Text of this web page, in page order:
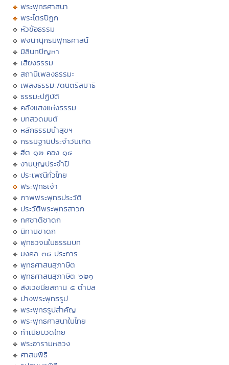
พระพุทธศาสนา
พระไตรปิฏก
หัวข้อธรรม
พจนานุกรมพุทธศาสน์
มิลินทปัญหา
เสียงธรรม
สถานีเพลงธรรมะ
เพลงธรรมะ/ดนตรีสมาธิ
ธรรมะปฏิบัติ
คลังแสงแห่งธรรม
บทสวดมนต์
หลักธรรมนำสุขฯ
กรรมฐานประจำวันเกิด
ฮีต ๑๒ คอง ๑๔
งานบุญประจำปี
ประเพณีทั่วไทย
พระพุทธเจ้า
ภาพพระพุทธประวัติ
ประวัติพระพุทธสาวก
ทศชาติชาดก
นิทานชาดก
พุทธวจนในธรรมบท
มงคล ๓๘ ประการ
พุทธศาสนสุภาษิต
พุทธศาสนสุภาษิต ๖๒๑
สังเวชนียสถาน ๔ ตำบล
ปางพระพุทธรูป
พระพุทธรูปสำคัญ
พระพุทธศาสนาในไทย
ทำเนียบวัดไทย
พระอารามหลวง
ศาสนพิธี